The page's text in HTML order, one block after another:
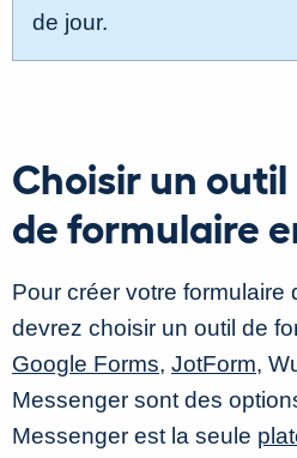
de jour.
Choisir un
de formulaire
Pour créer votre formulaire
devrez choisir un outil de
Google Forms, JotForm,
Messenger sont des
Messenger est la seule